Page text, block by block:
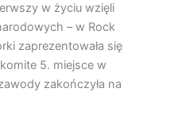
w życiu wzięli
– w Rock
zaprezentowała się
5. miejsce w
zakończyła na